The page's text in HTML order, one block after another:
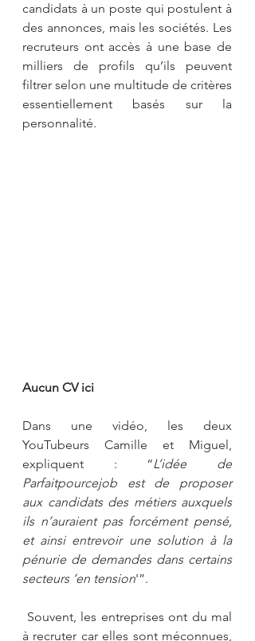
candidats à un poste qui postulent à
des annonces, mais les sociétés. Les
recruteurs ont accès à une base de
milliers de profils qu’ils peuvent
filtrer selon une multitude de critères
essentiellement basés sur la
personnalité.
Aucun CV ici
Dans une vidéo, les deux
YouTubeurs Camille et Miguel,
expliquent : “L’idée de
Parfaitpourcejob est de proposer
aux candidats des métiers auxquels
ils n’auraient pas forcément pensé,
et ainsi entrevoir une solution à la
pénurie de demandes dans certains
secteurs ‘en tension'”.
à recruter car elles sont méconnues,